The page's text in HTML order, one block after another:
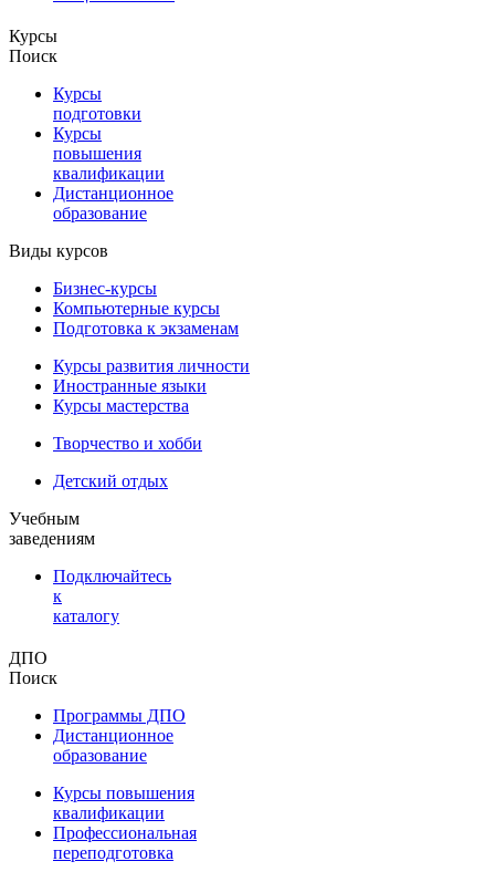
Курсы
Поиск
Курсы
подготовки
Курсы
повышения
квалификации
Дистанционное
образование
Виды курсов
Бизнес-курсы
Компьютерные курсы
Подготовка к экзаменам
Курсы развития личности
Иностранные языки
Курсы мастерства
Творчество и хобби
Детский отдых
Учебным
заведениям
Подключайтесь
к
каталогу
ДПО
Поиск
Программы ДПО
Дистанционное
образование
Курсы повышения
квалификации
Профессиональная
переподготовка